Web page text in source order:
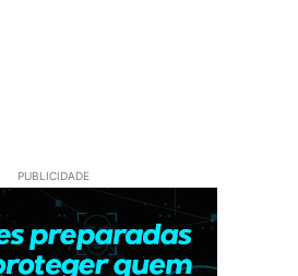
PUBLICIDADE